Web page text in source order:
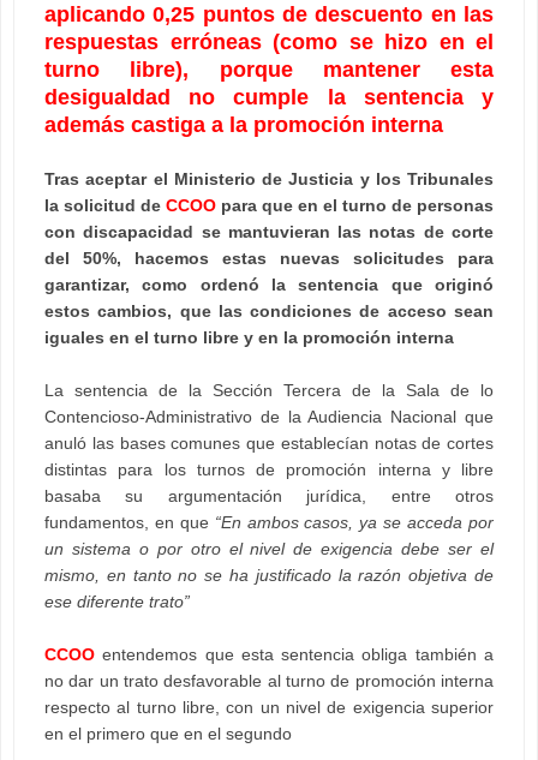
aplicando 0,25 puntos de descuento en las
respuestas erróneas (como se hizo en el
turno libre), porque mantener esta
desigualdad no cumple la sentencia y
además castiga a la promoción interna
Tras aceptar el Ministerio de Justicia y los Tribunales
la solicitud de CCOO para que en el turno de personas
con discapacidad se mantuvieran las notas de corte
del 50%, hacemos estas nuevas solicitudes para
garantizar, como ordenó la sentencia que originó
estos cambios, que las condiciones de acceso sean
iguales en el turno libre y en la promoción interna
La sentencia de la Sección Tercera de la Sala de lo
Contencioso-Administrativo de la Audiencia Nacional que
anuló las bases comunes que establecían notas de cortes
distintas para los turnos de promoción interna y libre
basaba su argumentación jurídica, entre otros
fundamentos, en que “En ambos casos, ya se acceda por
un sistema o por otro el nivel de exigencia debe ser el
mismo, en tanto no se ha justificado la razón objetiva de
ese diferente trato”
CCOO entendemos que esta sentencia obliga también a
no dar un trato desfavorable al turno de promoción interna
respecto al turno libre, con un nivel de exigencia superior
en el primero que en el segundo